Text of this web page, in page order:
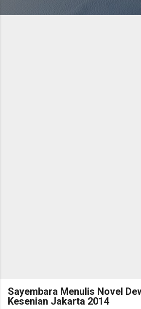
Sayembara Menulis Novel
Kesenian Jakarta 2014